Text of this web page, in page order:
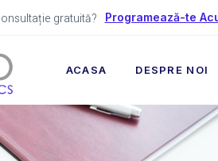
gratuită? Programează-te
ACASA DESPRE NOI